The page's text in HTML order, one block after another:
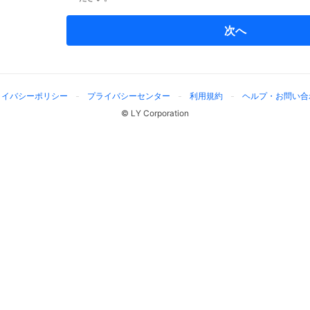
次へ
バシーポリシー プライバシーセンター 利用規約
ヘルプ・お問い
© LY Corporation